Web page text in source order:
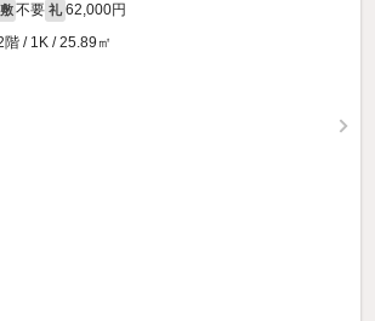
敷 不要 礼 62,000円
階 / 1K / 25.89㎡